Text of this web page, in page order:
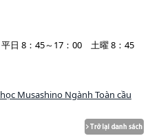
平日 8：45～17：00 土曜 8：45
Musashino Ngành Toàn cầu